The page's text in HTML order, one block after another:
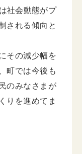
社会動態がプ
される傾向と
その減少幅を
町では今後も
のみなさまが
りを進めてま